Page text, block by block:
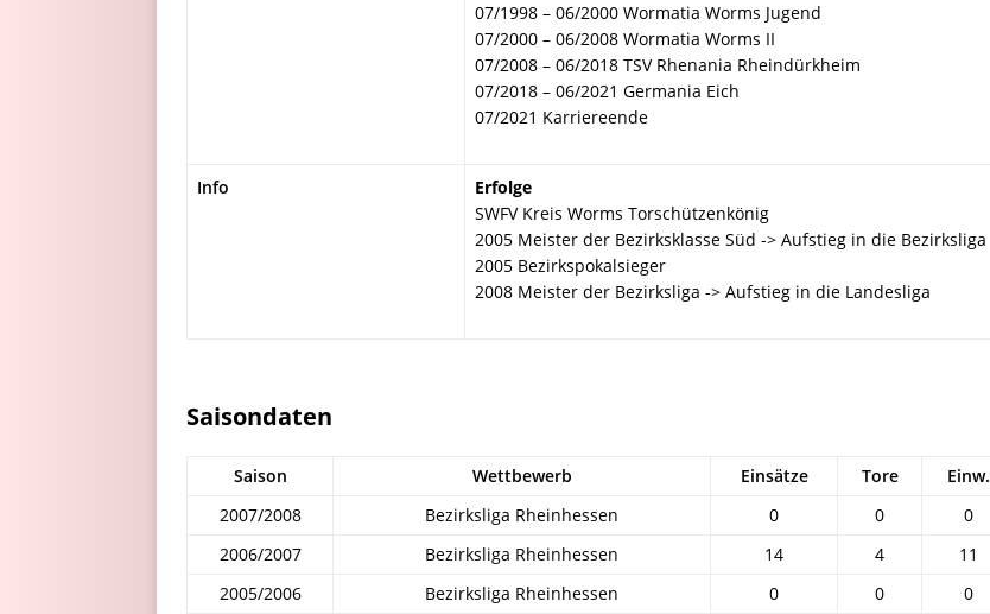
07/1998 – 06/2000 Wormatia Worms Jugend
07/2000 – 06/2008 Wormatia Worms II
07/2008 – 06/2018 TSV Rhenania Rheindürkheim
07/2018 – 06/2021 Germania Eich
07/2021 Karriereende
Info
Erfolge
SWFV Kreis Worms Torschützenkönig
2005 Meister der Bezirksklasse Süd -> Aufstieg in die Bezirksliga
2005 Bezirkspokalsieger
2008 Meister der Bezirksliga -> Aufstieg in die Landesliga
Saisondaten
Saison Wettbewerb Einsätze Tore Einw.
2007/2008
Bezirksliga Rheinhessen 0 0 0
2006/2007
Bezirksliga Rheinhessen 14 4 11
2005/2006
Bezirksliga Rheinhessen 0 0 0